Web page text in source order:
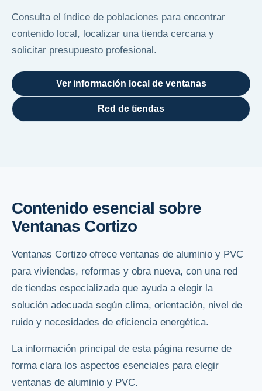
Consulta el índice de poblaciones para encontrar
contenido local, localizar una tienda cercana y
solicitar presupuesto profesional.
Ver información local de ventanas
Red de tiendas
Contenido esencial sobre
Ventanas Cortizo
Ventanas Cortizo ofrece ventanas de aluminio y PVC
para viviendas, reformas y obra nueva, con una red
de tiendas especializada que ayuda a elegir la
solución adecuada según clima, orientación, nivel de
ruido y necesidades de eficiencia energética.
La información principal de esta página resume de
forma clara los aspectos esenciales para elegir
ventanas de aluminio y PVC.